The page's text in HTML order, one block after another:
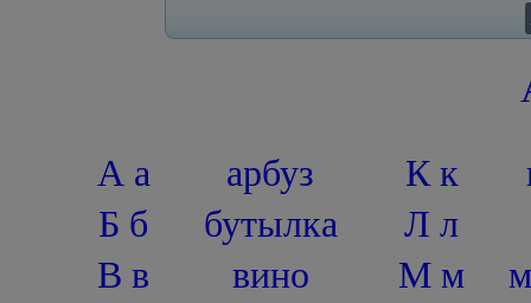
А а
арбуз
Б б
бутылка
В в
вино
К к
Л л
М м